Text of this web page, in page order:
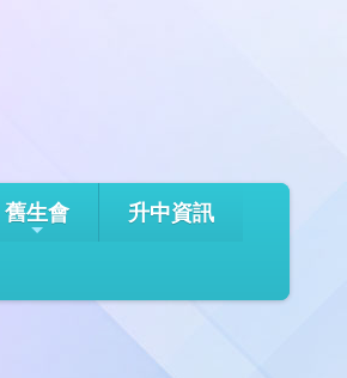
舊生會 升中資訊